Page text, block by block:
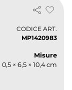
CODICE ART.
MP1420983
Misure
0,5 × 6,5 × 10,4 cm